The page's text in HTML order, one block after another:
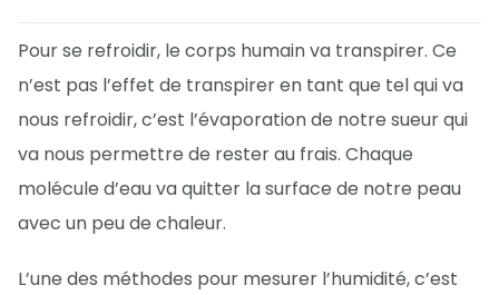
Pour se refroidir, le corps humain va transpirer. Ce
n’est pas l’effet de transpirer en tant que tel qui va
nous refroidir, c’est l’évaporation de notre sueur qui
va nous permettre de rester au frais. Chaque
molécule d’eau va quitter la surface de notre peau
avec un peu de chaleur.
L’une des méthodes pour mesurer l’humidité, c’est